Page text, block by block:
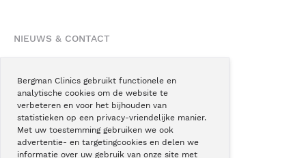
Bergman Clinics gebruikt functionele en
analytische cookies om de website te
verbeteren en voor het bijhouden van
statistieken op een privacy-vriendelijke manier.
Met uw toestemming gebruiken we ook
advertentie- en targetingcookies en delen we
informatie over uw gebruik van onze site met
NIEUWS & CONTACT
Blogs
Podcast
Pressroom
Instagram
Facebook